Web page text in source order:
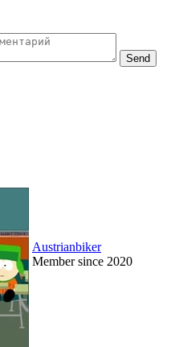
Austrianbiker
Member since 2020